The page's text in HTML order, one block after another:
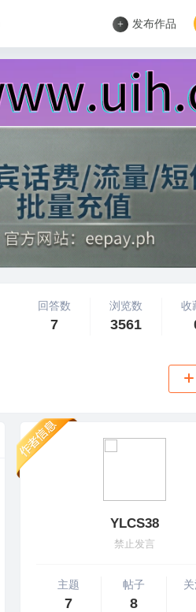
+ 发布作品
回答数
7
浏览数
3561
收
YLCS38
禁止发言
主题
7
帖子
8